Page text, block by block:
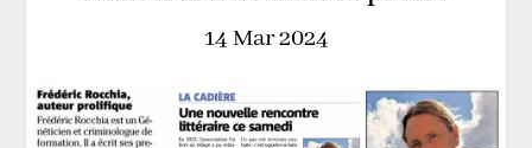
14 Mar 2024